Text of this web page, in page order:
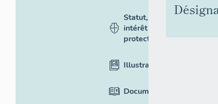
Statut,
intérêt et
protection
Illustrations
Documentation